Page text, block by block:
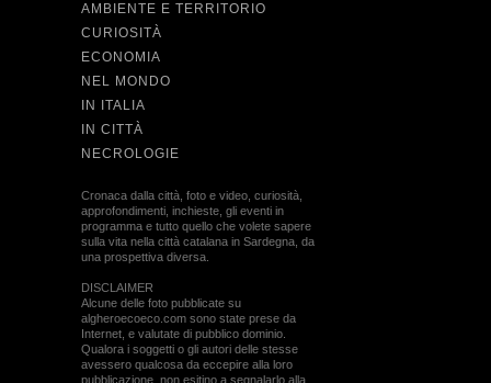
AMBIENTE E TERRITORIO
CURIOSITÀ
ECONOMIA
NEL MONDO
IN ITALIA
IN CITTÀ
NECROLOGIE
Cronaca dalla città, foto e video, curiosità,
approfondimenti, inchieste, gli eventi in
programma e tutto quello che volete sapere
sulla vita nella città catalana in Sardegna, da
una prospettiva diversa.
DISCLAIMER
Alcune delle foto pubblicate su
algheroecoeco.com sono state prese da
Internet, e valutate di pubblico dominio.
Qualora i soggetti o gli autori delle stesse
avessero qualcosa da eccepire alla loro
pubblicazione, non esitino a segnalarlo alla